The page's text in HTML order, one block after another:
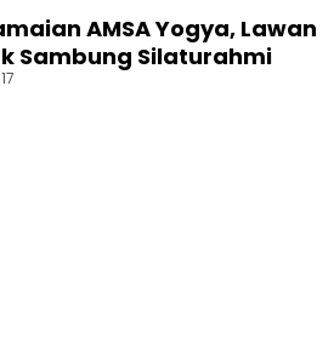
AMSA Yogya, Lawan
Sambung Silaturahmi